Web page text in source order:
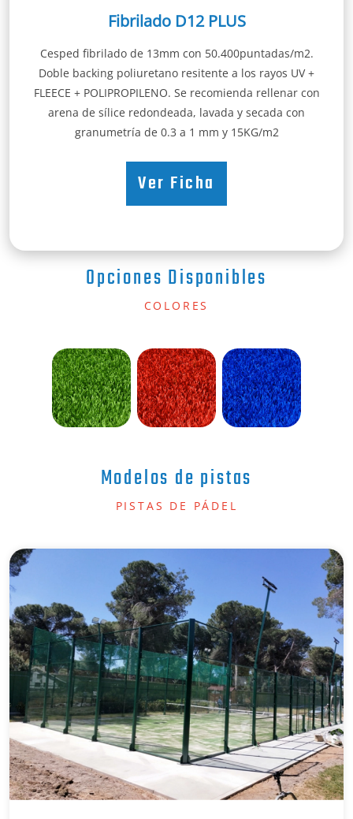
Fibrilado D12 PLUS
Cesped fibrilado de 13mm con 50.400puntadas/m2.
Doble backing poliuretano resitente a los rayos UV +
FLEECE + POLIPROPILENO. Se recomienda rellenar con
arena de sílice redondeada, lavada y secada con
granumetría de 0.3 a 1 mm y 15KG/m2
Ver Ficha
Opciones Disponibles
COLORES
Modelos de pistas
PISTAS DE PÁDEL